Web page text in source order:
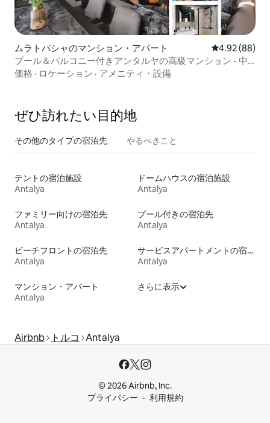
ムラトパシャのマンション・アパート レビュー88
4.92 (88)
プール＆バルコニー付きアンタルヤの高級マンション - 中
心部
価格 · ロケーション · アメニティ・設備
ぜひ訪⁠れ⁠た⁠い目⁠的⁠地
その他のタ⁠イ⁠プ⁠の宿⁠泊⁠先 やるべきこと
テントの宿泊施設
Antalya
ドームハウスの宿泊施設
Antalya
ファミリー向けの宿泊先
Antalya
プール付きの宿泊先
Antalya
ビーチフロントの宿泊先
Antalya
サービスアパートメントの宿泊施設
Antalya
マンション・アパート
Antalya
さらに表示
Airbnb トルコ Antalya
© 2026 Airbnb, Inc.
プライバシー
利用規約